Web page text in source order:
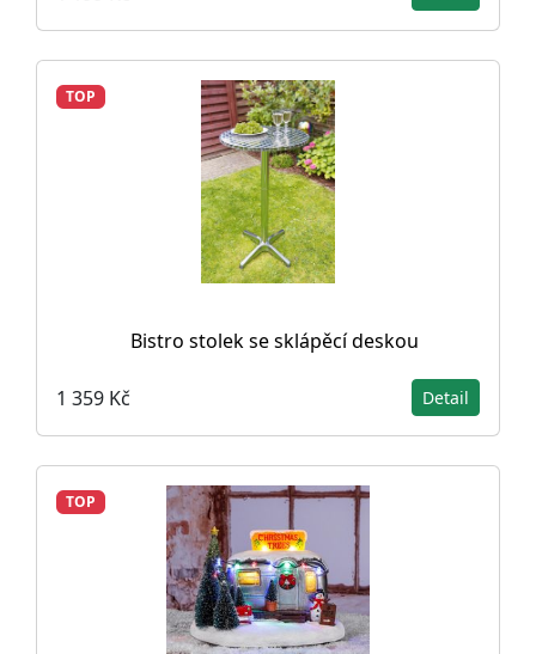
TOP
Bistro stolek se sklápěcí deskou
1 359 Kč Detail
TOP